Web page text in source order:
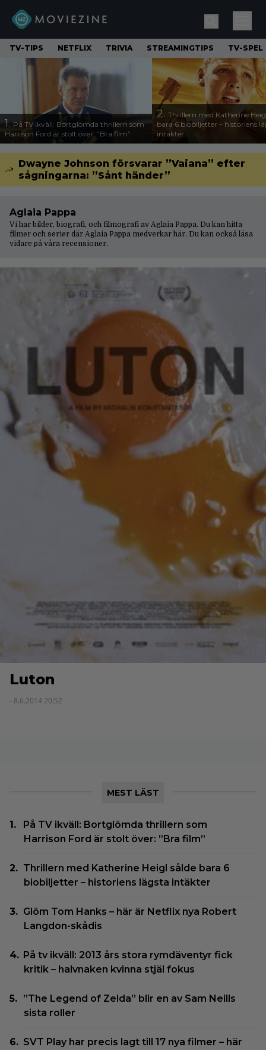
TV-TIPS NETFLIX TRIVIA STREAMINGTIPS TV-SPEL
1. På TV ikväll: Bortglömda thrillern som
Harrison Ford är stolt över: ”Bra film”
2. Thrillern med Katherine
bara 6 biobiljetter – historiens
intäkter
Dwayne Johnson försvarar ”Vaiana” efter
sågningarna: ”Sånt händer”
Aglaia Pappa
Vi har bilder, biografi, och filmografi av Aglaia Pappa. Du kan hitta
filmer och serier där Aglaia Pappa medverkar här. Du kan också läsa
vidare på våra recensioner.
Luton
- 8.6.2014 20:52
MEST LÄST
På TV ikväll: Bortglömda thrillern som
Harrison Ford är stolt över: ”Bra film”
Thrillern med Katherine Heigl sålde bara 6
biobiljetter – historiens lägsta intäkter
Glöm Tom Hanks – här är Netflix nya Robert
Langdon-skådis
På tv ikväll: 2013 års stora rymdäventyr fick
kritik – halvnaken kvinna stjäl fokus
”The Legend of Zelda” blir en av Sam Neills
sista roller
SVT Play har precis lagt till 17 nya filmer – här